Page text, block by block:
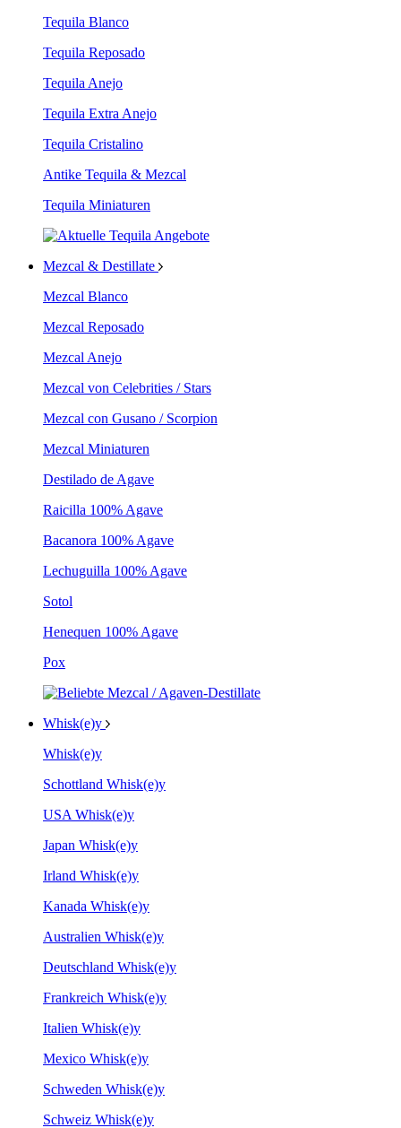
Tequila Blanco
Tequila Reposado
Tequila Anejo
Tequila Extra Anejo
Tequila Cristalino
Antike Tequila & Mezcal
Tequila Miniaturen
Mezcal & Destillate
Mezcal Blanco
Mezcal Reposado
Mezcal Anejo
Mezcal von Celebrities / Stars
Mezcal con Gusano / Scorpion
Mezcal Miniaturen
Destilado de Agave
Raicilla 100% Agave
Bacanora 100% Agave
Lechuguilla 100% Agave
Sotol
Henequen 100% Agave
Pox
Whisk(e)y
Whisk(e)y
Schottland Whisk(e)y
USA Whisk(e)y
Japan Whisk(e)y
Irland Whisk(e)y
Kanada Whisk(e)y
Australien Whisk(e)y
Deutschland Whisk(e)y
Frankreich Whisk(e)y
Italien Whisk(e)y
Mexico Whisk(e)y
Schweden Whisk(e)y
Schweiz Whisk(e)y